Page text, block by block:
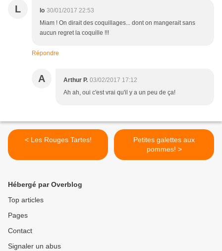
L lo 30/01/2017 22:53
Miam ! On dirait des coquillages... dont on mangerait sans
aucun regret la coquille !!!
Répondre
A Arthur P. 03/02/2017 17:12
Ah ah, oui c'est vrai qu'il y a un peu de ça!
< Les Rouges Tartes!
Petites galettes aux
pommes! >
Hébergé par Overblog
Top articles
Pages
Contact
Signaler un abus